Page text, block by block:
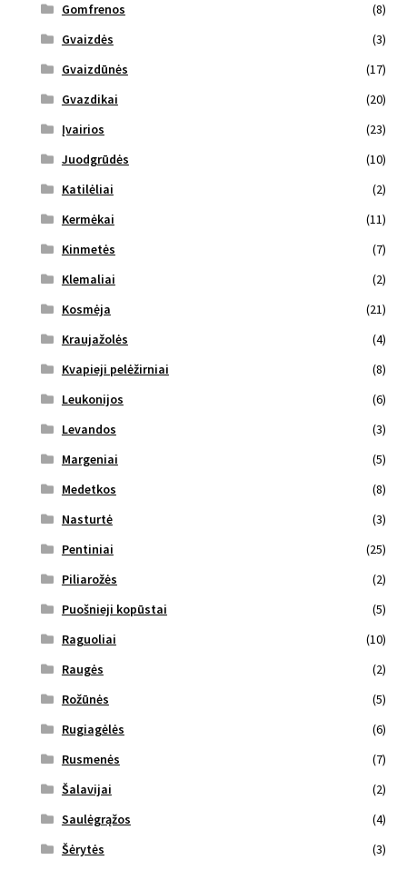
Gomfrenos
(8)
Gvaizdės
(3)
Gvaizdūnės
(17)
Gvazdikai
(20)
Įvairios
(23)
Juodgrūdės
(10)
Katilėliai
(2)
Kermėkai
(11)
Kinmetės
(7)
Klemaliai
(2)
Kosmėja
(21)
Kraujažolės
(4)
Kvapieji pelėžirniai
(8)
Leukonijos
(6)
Levandos
(3)
Margeniai
(5)
Medetkos
(8)
Nasturtė
(3)
Pentiniai
(25)
Piliarožės
(2)
Puošnieji kopūstai
(5)
Raguoliai
(10)
Raugės
(2)
Rožūnės
(5)
Rugiagėlės
(6)
Rusmenės
(7)
Šalavijai
(2)
Saulėgrąžos
(4)
Šėrytės
(3)